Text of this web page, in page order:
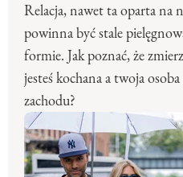
Relacja, nawet ta oparta na
powinna być stale
formie. Jak poznać, że
jesteś kochana a twoja
zachodu?